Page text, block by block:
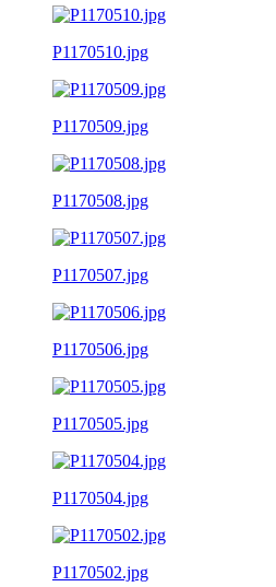
P1170510.jpg
P1170509.jpg
P1170508.jpg
P1170507.jpg
P1170506.jpg
P1170505.jpg
P1170504.jpg
P1170502.jpg